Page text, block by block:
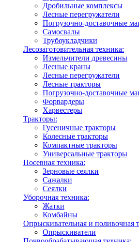
Дробильные комплексы
Лесные перегружатели
Погрузочно-доставочные
Самосвалы
Трубоукладчики
Лесозаготовительная техника:
Измельчители древесины
Лесные краны
Лесные перегружатели
Лесные тракторы
Погрузочно-доставочные
Форвардеры
Харвестеры
Тракторы:
Гусеничные тракторы
Колесные тракторы
Компактные тракторы
Универсальные тракторы
Посевная техника:
Зерновые сеялки
Сажалки
Сеялки
Уборочная техника:
Жатки
Комбайны
Опрыскивательная и поливочная
Опрыскиватели